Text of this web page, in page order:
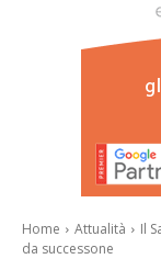
Home
Attualità
Il
da successone